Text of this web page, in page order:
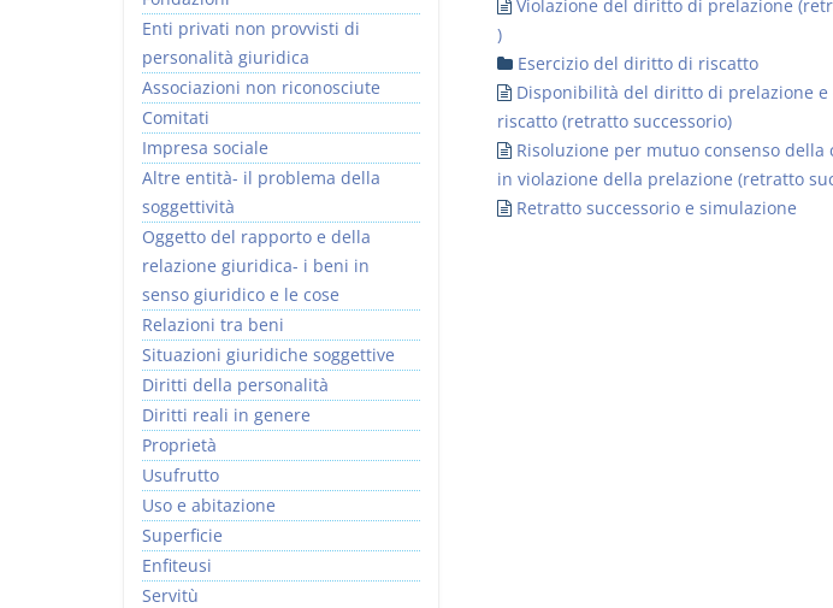
Violazione del diritto di prelazione
)
Esercizio del diritto di riscatto
Disponibilità del diritto di prelazione
riscatto (retratto successorio)
Risoluzione per mutuo consenso della
in violazione della prelazione (retratto
Retratto successorio e simulazione
Enti privati non provvisti di
personalità giuridica
Associazioni non riconosciute
Comitati
Impresa sociale
Altre entità- il problema della
soggettività
Oggetto del rapporto e della
relazione giuridica- i beni in
senso giuridico e le cose
Relazioni tra beni
Situazioni giuridiche soggettive
Diritti della personalità
Diritti reali in genere
Proprietà
Usufrutto
Uso e abitazione
Superficie
Enfiteusi
Servitù
I Vincoli Preliminari
Versione ebook€ 4,19
Usufrutto Uso e
Abitazione
Versione ebook
(iva incl.)